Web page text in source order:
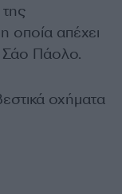
οποία απέχει
Σάο Πάολο.
οχήματα